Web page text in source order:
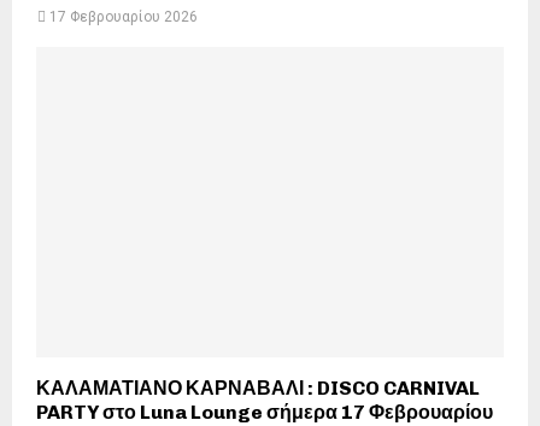
17 Φεβρουαρίου 2026
ΚΑΛΑΜΑΤΙΑΝΟ ΚΑΡΝΑΒΑΛΙ : DISCO CARNIVAL
PARTY στο Luna Lounge σήμερα 17 Φεβρουαρίου